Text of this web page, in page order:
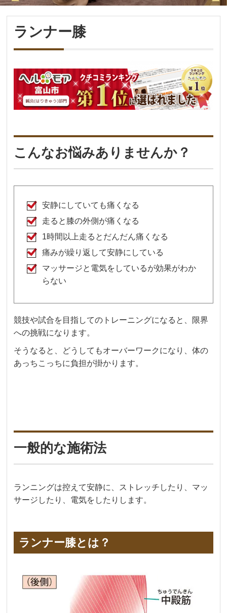
ランナー膝
こんなお悩みありませんか？
安静にしていても痛くなる
走ると膝の外側が痛くなる
1時間以上走るとだんだん痛くなる
痛みが繰り返して安静にしている
マッサージと電気をしているが効果がわか
らない
競技や試合を目指してのトレーニングになると、限界
への挑戦になります。
そうなると、どうしてもオーバーワークになり、体の
あっちこっちに負担が掛かります。
一般的な施術法
ランニングは控えて安静に、ストレッチしたり、マッ
サージしたり、電気をしたりします。
ランナー膝とは？